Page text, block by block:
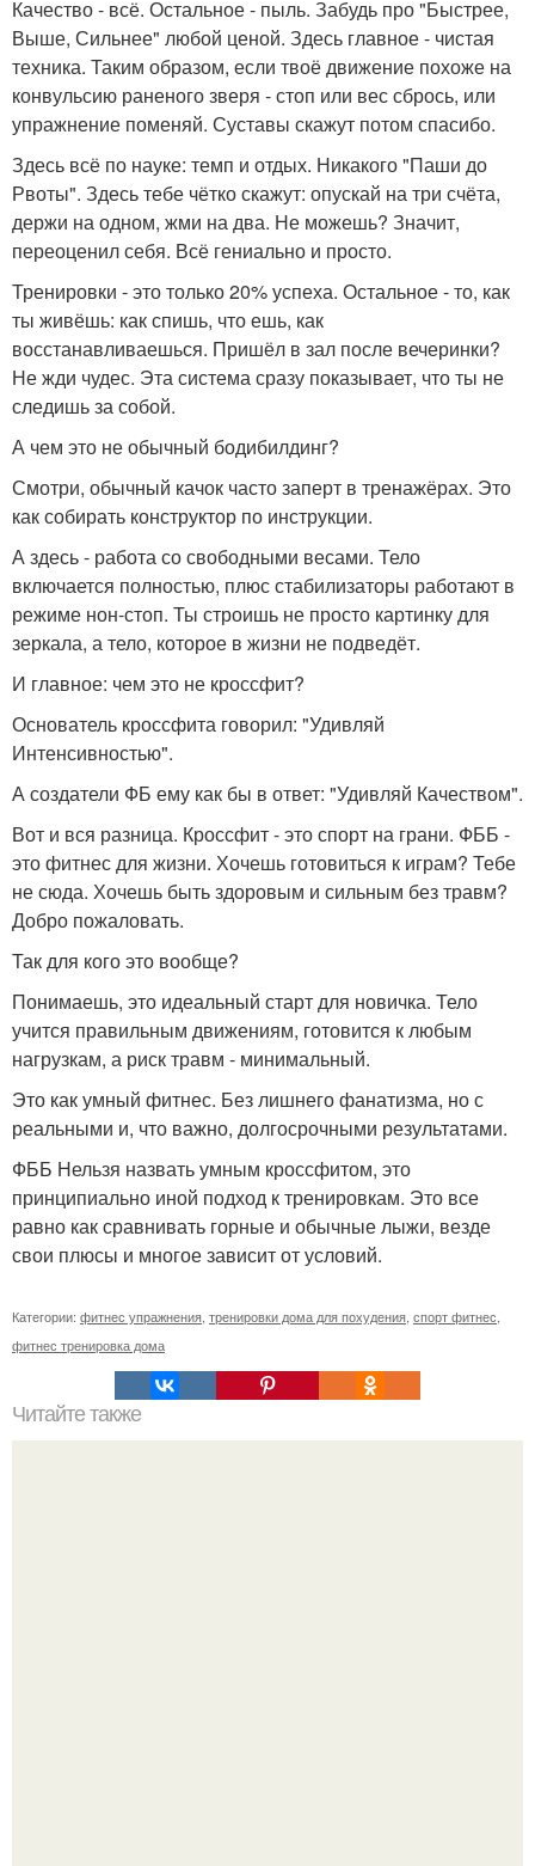
Качество - всё. Остальное - пыль. Забудь про "Быстрее,
Выше, Сильнее" любой ценой. Здесь главное - чистая
техника. Таким образом, если твоё движение похоже на
конвульсию раненого зверя - стоп или вес сбрось, или
упражнение поменяй. Суставы скажут потом спасибо.
Здесь всё по науке: темп и отдых. Никакого "Паши до
Рвоты". Здесь тебе чётко скажут: опускай на три счёта,
держи на одном, жми на два. Не можешь? Значит,
переоценил себя. Всё гениально и просто.
Тренировки - это только 20% успеха. Остальное - то, как
ты живёшь: как спишь, что ешь, как
восстанавливаешься. Пришёл в зал после вечеринки?
Не жди чудес. Эта система сразу показывает, что ты не
следишь за собой.
А чем это не обычный бодибилдинг?
Смотри, обычный качок часто заперт в тренажёрах. Это
как собирать конструктор по инструкции.
А здесь - работа со свободными весами. Тело
включается полностью, плюс стабилизаторы работают в
режиме нон-стоп. Ты строишь не просто картинку для
зеркала, а тело, которое в жизни не подведёт.
И главное: чем это не кроссфит?
Основатель кроссфита говорил: "Удивляй
Интенсивностью".
А создатели ФБ ему как бы в ответ: "Удивляй Качеством".
Вот и вся разница. Кроссфит - это спорт на грани. ФББ -
это фитнес для жизни. Хочешь готовиться к играм? Тебе
не сюда. Хочешь быть здоровым и сильным без травм?
Добро пожаловать.
Так для кого это вообще?
Понимаешь, это идеальный старт для новичка. Тело
учится правильным движениям, готовится к любым
нагрузкам, а риск травм - минимальный.
Это как умный фитнес. Без лишнего фанатизма, но с
реальными и, что важно, долгосрочными результатами.
ФББ Нельзя назвать умным кроссфитом, это
принципиально иной подход к тренировкам. Это все
равно как сравнивать горные и обычные лыжи, везде
свои плюсы и многое зависит от условий.
Категории: фитнес упражнения тренировки дома для похудения спорт фитнес
фитнес тренировка дома
Читайте также